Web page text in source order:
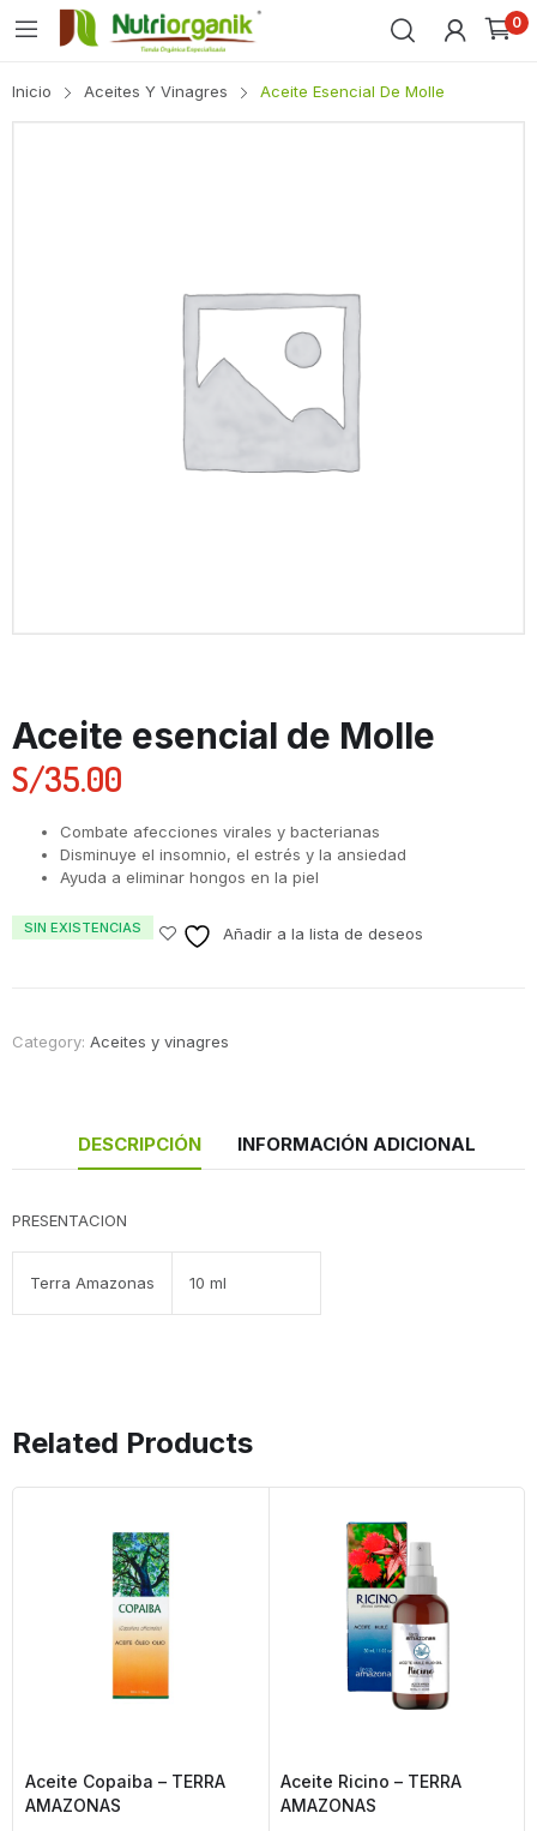
0
Inicio Aceites Y Vinagres Aceite Esencial De Molle
Aceite esencial de Molle
S/35.00
Combate afecciones virales y bacterianas
Disminuye el insomnio, el estrés y la ansiedad
Ayuda a eliminar hongos en la piel
SIN EXISTENCIAS Añadir a la lista de deseos
Category: Aceites y vinagres
DESCRIPCIÓN INFORMACIÓN ADICIONAL
PRESENTACION
Terra Amazonas 10 ml
Related Products
Aceite Copaiba – TERRA
AMAZONAS
Aceite Ricino – TERRA
AMAZONAS